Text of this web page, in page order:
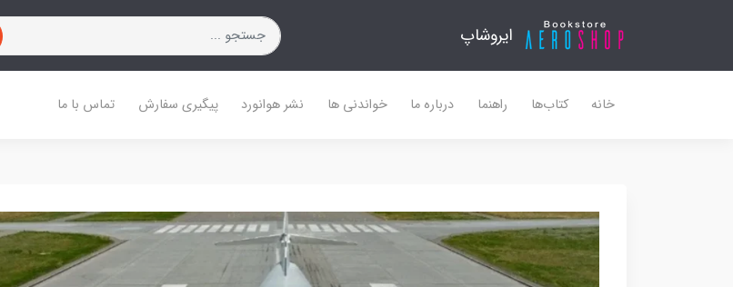
ایروشاپ
خانه کتاب‌ها راهنما درباره ما خواندنی ها نشر هوانورد پیگیری سفارش تماس با ما